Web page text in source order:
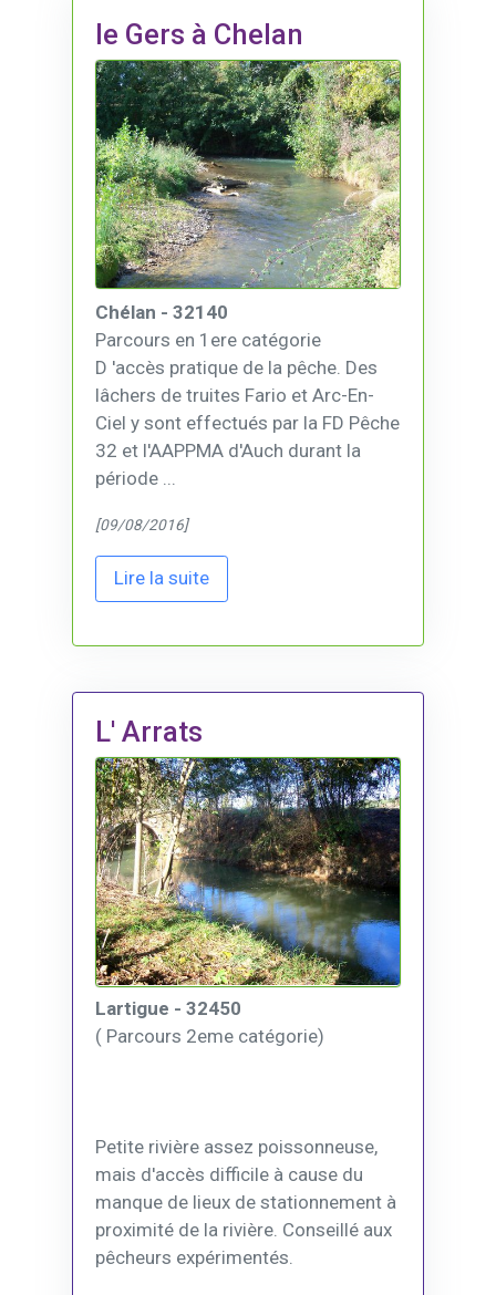
le Gers à Chelan
Chélan - 32140
Parcours en 1ere catégorie
D 'accès pratique de la pêche. Des
lâchers de truites Fario et Arc-En-
Ciel y sont effectués par la FD Pêche
32 et l'AAPPMA d'Auch durant la
période ...
[09/08/2016]
Lire la suite
L' Arrats
Lartigue - 32450
( Parcours 2eme catégorie)
Petite rivière assez poissonneuse,
mais d'accès difficile à cause du
manque de lieux de stationnement à
proximité de la rivière. Conseillé aux
pêcheurs expérimentés.